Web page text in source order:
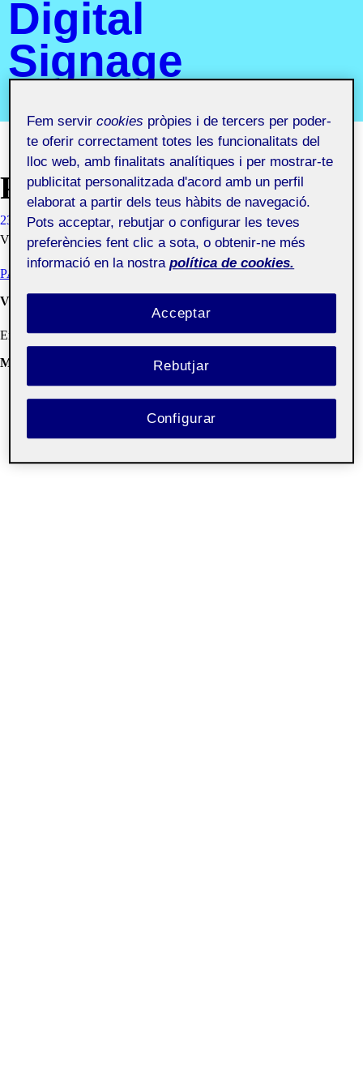
Digital
Signage
PAC4 – APLICACIÓ
23 MAIG, 2020 XAVIER VILLAFRANCA DE RIVAS
VISIBILITAT: PÚBLIC
PAC4 - APLICACIÓ
Vídeo de presentació
Error on kaltura services.
Memòria del projecte
Fem servircookies pròpies i de tercers per poder-
te oferir correctament totes les funcionalitats del
lloc web, amb finalitats analítiques i per mostrar-te
publicitat personalitzada d'acord amb un perfil
elaborat a partir dels teus hàbits de navegació.
Pots acceptar, rebutjar o configurar les teves
preferències fent clic a sota, o obtenir-ne més
informació en la nostra política de cookies.
Rebutjar
Acceptar
Configurar